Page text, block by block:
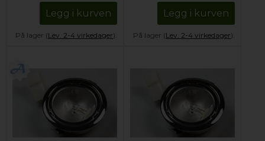
Legg i kurven
På lager (Lev. 2-4 virkedager).
Legg i kurven
På lager (Lev. 2-4 virkedager).